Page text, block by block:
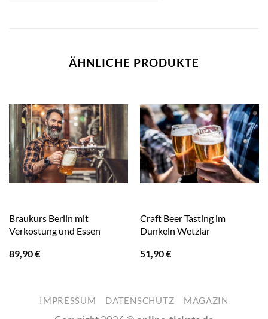
ÄHNLICHE PRODUKTE
Braukurs Berlin mit
Verkostung und Essen
89,90€
Craft Beer Tasting im
Dunkeln Wetzlar
51,90€
IMPRESSUM DATENSCHUTZ MAGAZIN